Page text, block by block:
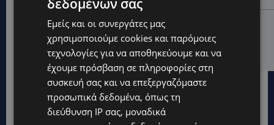
UPDATES
ΦΩΤΟ: Αγνοείται 51χρονος – Έκκληση της
Αστυνομίας για τον εντοπισμό του
δεδομένων σας
Εμείς και οι συνεργάτες μας
χρησιμοποιούμε cookies και παρόμοιες
τεχνολογίες για να αποθηκεύουμε και να
έχουμε πρόσβαση σε πληροφορίες στη
συσκευή σας και να επεξεργαζόμαστε
προσωπικά δεδομένα, όπως τη
διεύθυνση IP σας, μοναδικά